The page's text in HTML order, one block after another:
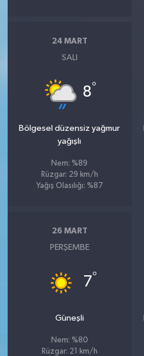
24 MART
SALI
8°
Bölgesel düzensiz yağmur
yağışlı
Nem: %89
Rüzgar: 29 km/h
Yağış Olasılığı: %87
26 MART
PERŞEMBE
7°
Güneşli
Nem: %80
Rüzgar: 21 km/h